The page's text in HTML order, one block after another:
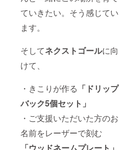
ていきたい。そう感じてい
ます。
そしてネクストゴールに向
けて、
・きこりが作る 「ドリップ
バック5個セット」
・ご支援いただいた方のお
名前をレーザーで刻む
「ウッドネームプレート」